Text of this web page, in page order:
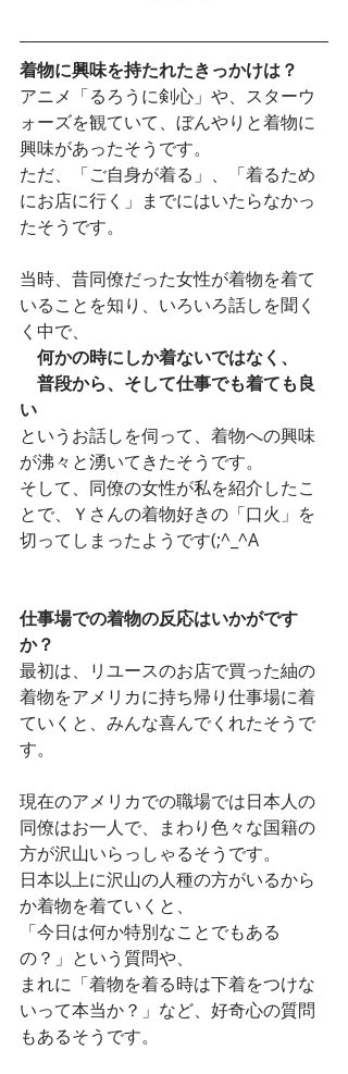
着物に興味を持たれたきっかけは？
アニメ「るろうに剣心」や、スターウ
ォーズを観ていて、ぼんやりと着物に
興味があったそうです。
ただ、「ご自身が着る」、「着るため
にお店に行く」までにはいたらなかっ
たそうです。
当時、昔同僚だった女性が着物を着て
いることを知り、いろいろ話しを聞く
く中で、
何かの時にしか着ないではなく、
普段から、そして仕事でも着ても良
い
というお話しを伺って、着物への興味
が沸々と湧いてきたそうです。
そして、同僚の女性が私を紹介したこ
とで、Ｙさんの着物好きの「口火」を
切ってしまったようです(;^_^A
仕事場での着物の反応はいかがです
か？
最初は、リユースのお店で買った紬の
着物をアメリカに持ち帰り仕事場に着
ていくと、みんな喜んでくれたそうで
す。
現在のアメリカでの職場では日本人の
同僚はお一人で、まわり色々な国籍の
方が沢山いらっしゃるそうです。
日本以上に沢山の人種の方がいるから
か着物を着ていくと、
「今日は何か特別なことでもある
の？」という質問や、
まれに「着物を着る時は下着をつけな
いって本当か？」など、好奇心の質問
もあるそうです。